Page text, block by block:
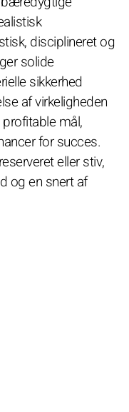
disciplineret og
solide
sikkerhed
af virkeligheden
mål,
for succes.
eller stiv,
og en snert af